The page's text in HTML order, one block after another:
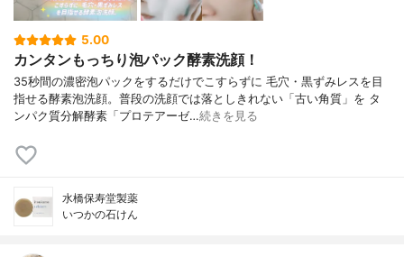
5.00
カンタンもっちり泡パック酵素洗顔！
35秒間の濃密泡パックをするだけでこすらずに 毛穴・黒ずみレスを目
指せる酵素泡洗顔。普段の洗顔では落としきれない「古い角質」を タ
ンパク質分解酵素「プロテアーゼ…続きを見る
水橋保寿堂製薬
いつかの石けん